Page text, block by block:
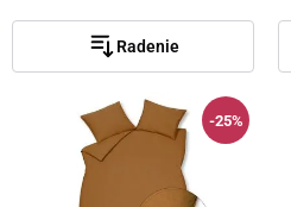
Radenie
-25%